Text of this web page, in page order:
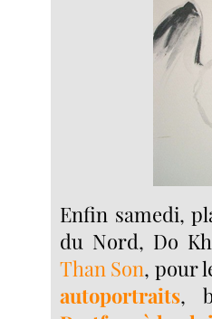
Enfin samedi,
du Nord, Do
Than Son, pour
autoportraits,